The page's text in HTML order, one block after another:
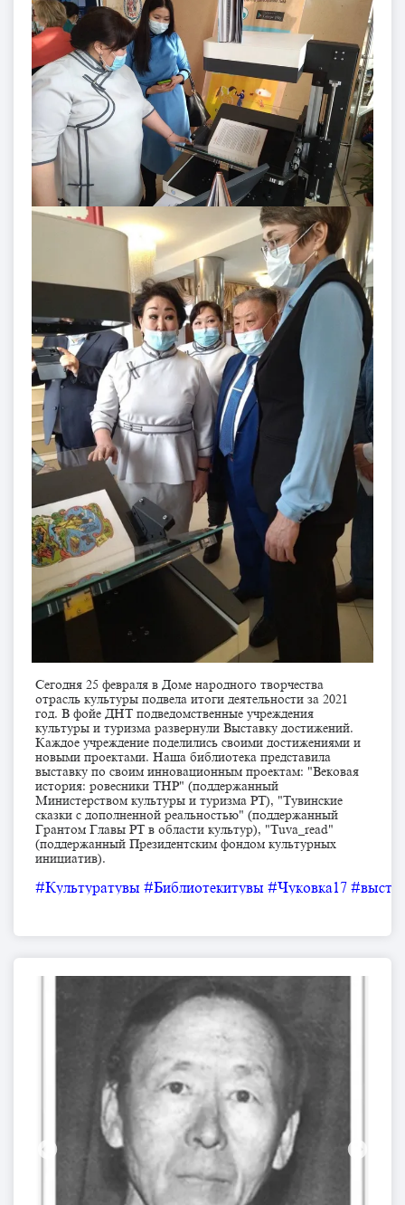
Сегодня 25 февраля в Доме народного творчества
отрасль культуры подвела итоги деятельности за 2021
год. В фойе ДНТ подведомственные учреждения
культуры и туризма развернули Выставку достижений.
Каждое учреждение поделились своими достижениями и
новыми проектами. Наша библиотека представила
выставку по своим инновационным проектам: "Вековая
история: ровесники ТНР" (поддержанный
Министерством культуры и туризма РТ), "Тувинские
сказки с дополненной реальностью" (поддержанный
Грантом Главы РТ в области культур), "Tuva_read"
(поддержанный Президентским фондом культурных
инициатив).
#Культуратувы #Библиотекитувы #Чуковка17